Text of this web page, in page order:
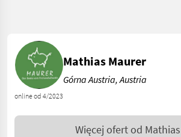
online od 4/2023
Mathias Maurer
Górna Austria, Austria
Więcej ofert od Mathias